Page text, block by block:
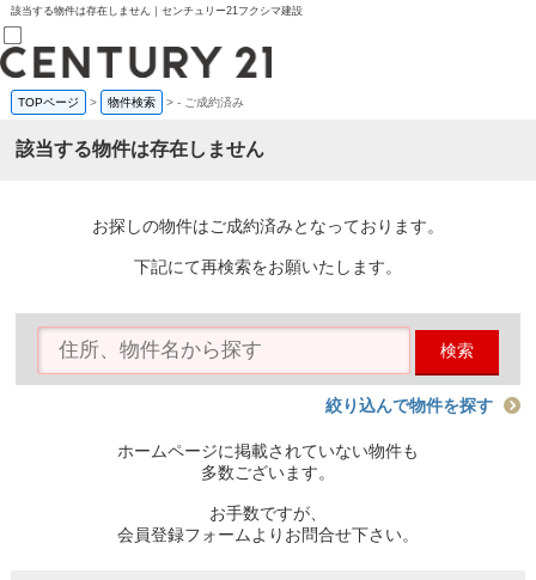
該当する物件は存在しません｜センチュリー21フクシマ建設
売買部
0120-800-844
賃貸部
会員メニュー
物件を探す
購入TOP
条件から探す
住宅ローン控除シミュレータ
TOPページ > 物件検索 >- ご成約済み
該当する物件は存在しません
お探しの物件はご成約済みとなっております。
下記にて再検索をお願いたします。
検索
絞り込んで物件を探す
ホームページに掲載されていない物件も
多数ございます。
お手数ですが、
会員登録フォームよりお問合せ下さい。